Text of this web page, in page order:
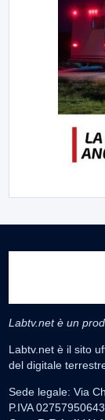
Labtv.net è un
Labtv.net è il sito
del digitale
Sede legale: Via
P.IVA 02757950643